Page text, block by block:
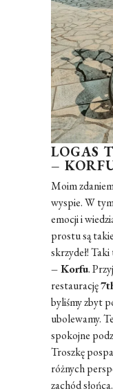
LOGAS
–
Moim
wyspie. W
emocji i
prostu są
skrzydeł!
– Korfu.
restaurację
byliśmy zbyt
ubolewamy.
spokojne
Troszkę
różnych
zachód